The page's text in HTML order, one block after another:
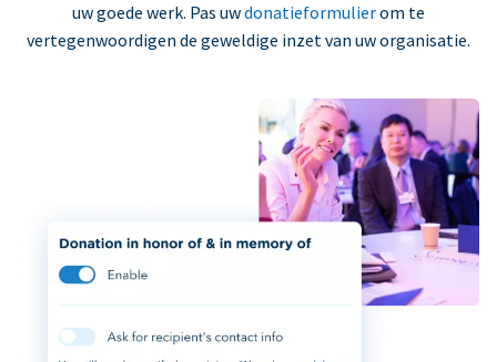
uw goede werk. Pas uwdonatieformulierom te
vertegenwoordigen de geweldige inzet van uw organisatie.